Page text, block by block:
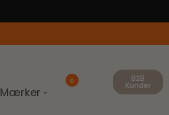
Mærker
0 B2B
Kunder